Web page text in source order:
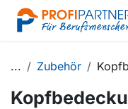
Zum Inhalt springen
... Zubehör